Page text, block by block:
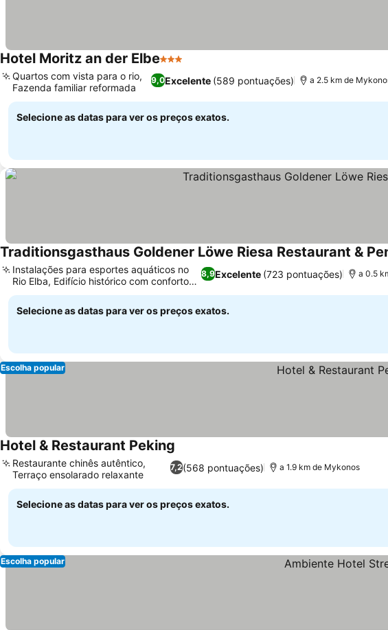
Hotel Moritz an der Elbe3 Estrelas
9,0Excelente (589 pontuações)
Quartos com vista para o rio,
Fazenda familiar reformada
a 2.5 km de
Selecione as datas para ver os preços exatos.
Traditionsgasthaus Goldener Löwe Riesa Restaurant &
8,9Excelente (723 pontuações)
Instalações para esportes aquáticos no
Rio Elba, Edifício histórico com conforto
moderno
a 0.5
Selecione as datas para ver os preços exatos.
Escolha popular
Hotel & Restaurant Peking
7,2(568 pontuações)
Restaurante chinês autêntico,
Terraço ensolarado relaxante
a 1.9 km de Mykonos
Selecione as datas para ver os preços exatos.
Escolha popular